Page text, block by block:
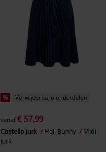
% Verwijderbare onderdelen
vanaf€ 57,99
Costello jurk Hell Bunny
Midi-
jurk